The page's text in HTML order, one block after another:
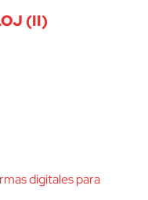
(II)
digitales para